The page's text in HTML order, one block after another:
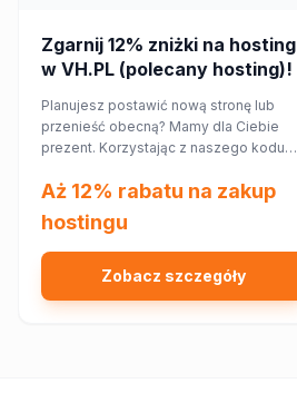
Zgarnij 12% zniżki na hosting
w VH.PL (polecany hosting)!
Planujesz postawić nową stronę lub
przenieść obecną? Mamy dla Ciebie
prezent. Korzystając z naszego kodu
12%!
Aż 12% rabatu na zakup
hostingu
Zobacz szczegóły